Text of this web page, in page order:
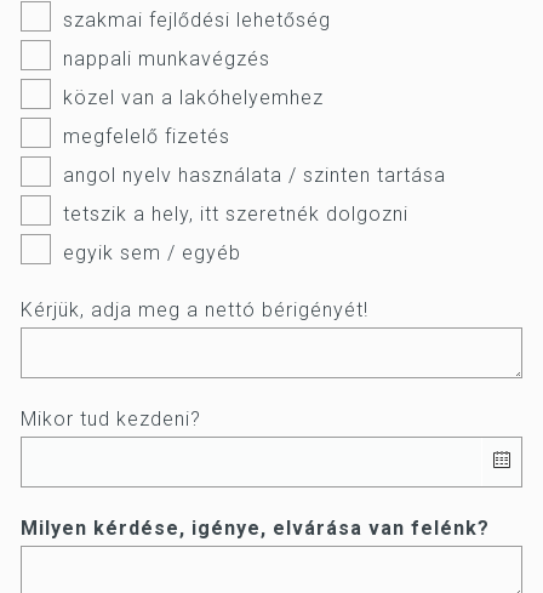
szakmai fejlődési lehetőség
nappali munkavégzés
közel van a lakóhelyemhez
megfelelő fizetés
angol nyelv használata / szinten tartása
tetszik a hely, itt szeretnék dolgozni
egyik sem / egyéb
Kérjük, adja meg a nettó bérigényét!
Mikor tud kezdeni?
Milyen kérdése, igénye, elvárása van felénk?